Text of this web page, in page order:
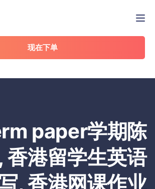
现在下单
paper学期陈
香港留学生英语
, 香港网课作业